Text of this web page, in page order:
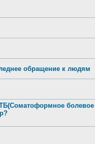
обращение к людям
болевое